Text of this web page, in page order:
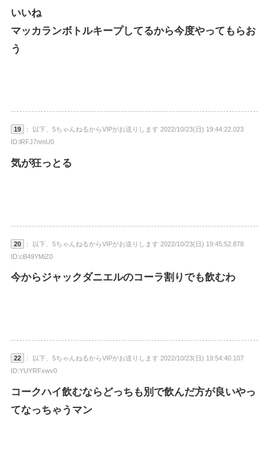
いいね
マッカランボトルキープしてるから今度やってもらお
う
19
： 以下、5ちゃんねるからVIPがお送りします 2022/10/23(日) 19:44:22.023
ID:lRFJ7nmU0
気が狂っとる
20
： 以下、5ちゃんねるからVIPがお送りします 2022/10/23(日) 19:45:52.878
ID:cB49YMiZ0
今からジャックダニエルのコーラ割りでも飲むわ
22
： 以下、5ちゃんねるからVIPがお送りします 2022/10/23(日) 19:54:40.107
ID:YUYRFxwv0
コークハイ飲むならどっちも別で飲んだ方が良いやっ
てなっちゃうマン